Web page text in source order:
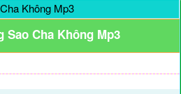
Không Mp3
Sao Cha Không Mp3